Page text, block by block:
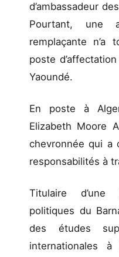
d’ambassadeur
Pourtant, une
remplaçante n’a
poste
Yaoundé.
En poste à
Elizabeth Moore
chevronnée qui a
responsabilités à
Titulaire d’une
politiques du
des études
internationales